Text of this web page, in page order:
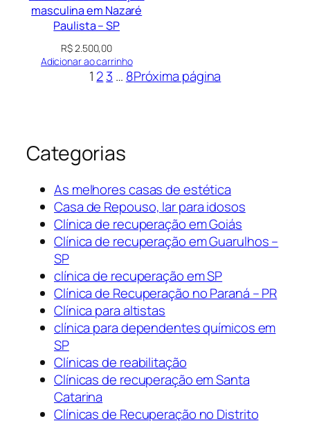
masculina em Nazaré
Paulista – SP
R$2.500,00
Adicionar ao carrinho
1 23 … 8Próxima página
Categorias
As melhores casas de estética
Casa de Repouso, lar para idosos
Clínica de recuperação em Goiás
Clínica de recuperação em Guarulhos –
SP
clínica de recuperação em SP
Clínica de Recuperação no Paraná – PR
Clínica para altistas
clínica para dependentes químicos em
SP
Clínicas de reabilitação
Clínicas de recuperação em Santa
Catarina
Clínicas de Recuperação no Distrito